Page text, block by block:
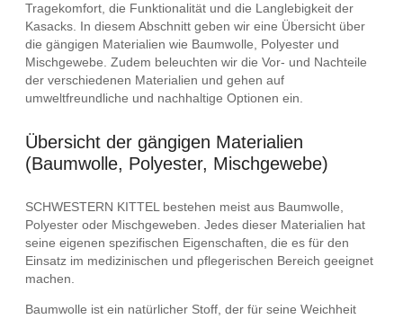
Tragekomfort, die Funktionalität und die Langlebigkeit der
Kasacks. In diesem Abschnitt geben wir eine Übersicht über
die gängigen Materialien wie Baumwolle, Polyester und
Mischgewebe. Zudem beleuchten wir die Vor- und Nachteile
der verschiedenen Materialien und gehen auf
umweltfreundliche und nachhaltige Optionen ein.
Übersicht der gängigen Materialien
(Baumwolle, Polyester, Mischgewebe)
SCHWESTERN KITTEL bestehen meist aus Baumwolle,
Polyester oder Mischgeweben. Jedes dieser Materialien hat
seine eigenen spezifischen Eigenschaften, die es für den
Einsatz im medizinischen und pflegerischen Bereich geeignet
machen.
Baumwolle ist ein natürlicher Stoff, der für seine Weichheit